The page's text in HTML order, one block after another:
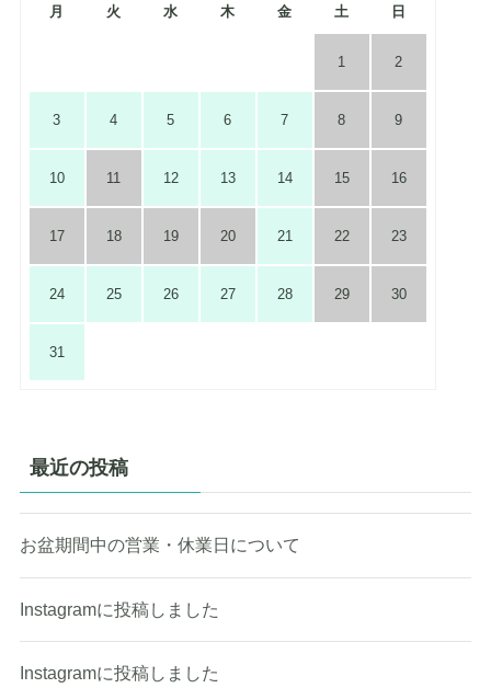
月 火 水 木 金 土 日
1 2
3 4 5 6 7 8 9
10 11 12 13 14 15 16
17 18 19 20 21 22 23
24 25 26 27 28 29 30
31
最近の投稿
お盆期間中の営業・休業日について
Instagramに投稿しました
Instagramに投稿しました